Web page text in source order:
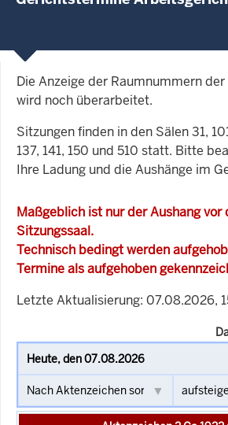
Die Anzeige der Raumnummern
wird noch überarbeitet.
Sitzungen finden in den Sälen 31,
137, 141, 150 und 510 statt. Bitte
Ihre Ladung und die Aushänge im
Maßgeblich ist nur der Aushang vor
Sitzungssaal.
Technisch bedingt werden
Termine als aufgehoben
Letzte Aktualisierung: 07.08.2026,